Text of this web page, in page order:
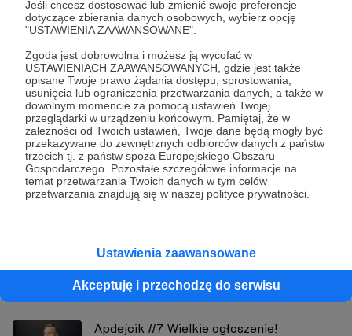
Jeśli chcesz dostosować lub zmienić swoje preferencje
dotyczące zbierania danych osobowych, wybierz opcję
"USTAWIENIA ZAAWANSOWANE".
Zgoda jest dobrowolna i możesz ją wycofać w
USTAWIENIACH ZAAWANSOWANYCH, gdzie jest także
opisane Twoje prawo żądania dostępu, sprostowania,
usunięcia lub ograniczenia przetwarzania danych, a także w
dowolnym momencie za pomocą ustawień Twojej
przeglądarki w urządzeniu końcowym. Pamiętaj, że w
zależności od Twoich ustawień, Twoje dane będą mogły być
przekazywane do zewnętrznych odbiorców danych z państw
trzecich tj. z państw spoza Europejskiego Obszaru
Gospodarczego. Pozostałe szczegółowe informacje na
temat przetwarzania Twoich danych w tym celów
przetwarzania znajdują się w naszej polityce prywatności.
Ustawienia zaawansowane
Akceptuję i przechodzę do serwisu
Lekcjareligii.pl
Zobacz profil autora
Apdejcik#5 Do zobaczenia na
Coperniconie!
Apdejcik #7 Wielkie ogłoszenie!